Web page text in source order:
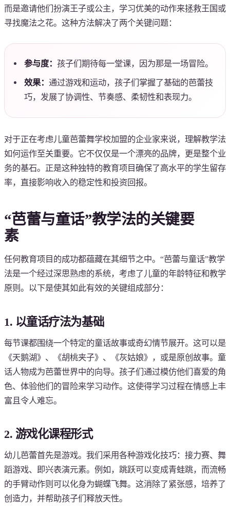
而是邀请他们扮演王子或公主，学习优美的动作来拯救王国或
寻找魔法之花。这种方法解决了两个关键问题：
参与度： 孩子们期待每一堂课，因为那是一场冒险。
效果： 通过游戏和运动，孩子们掌握了基础的芭蕾技
巧，发展了协调性、节奏感、柔韧性和表现力。
对于正在考虑儿童芭蕾舞学校加盟的企业家来说，理解教学法
如何运作至关重要。它不仅仅是一个漂亮的品牌，更是整个业
务的基石。正是这种独特的教育项目确保了高水平的学生留存
率，直接影响收入的稳定性和投资回报。
“芭蕾与童话”教学法的关键要
素
任何教育项目的成功都蕴藏在其细节之中。“芭蕾与童话”教学
法是一个经过深思熟虑的系统，考虑了儿童的年龄特征和教学
原则。以下是使其如此有效的关键组成部分：
1. 以童话疗法为基础
每节课都围绕一个特定的童话故事或奇幻情节展开。这可以是
《天鹅湖》、《胡桃夹子》、《灰姑娘》，或是原创故事。童
话人物成为芭蕾世界中的向导。孩子们通过模仿他们喜爱的角
色、体验他们的冒险来学习动作。这使得学习过程在情感上丰
富且令人难忘。
2. 游戏化课程形式
幼儿芭蕾首先是游戏。我们采用各种游戏化技巧：接力赛、舞
蹈游戏、即兴表演元素。例如，跳跃可以变成青蛙跳，而流畅
的手臂动作则可以化身为蝴蝶飞舞。这消除了紧张感，培养了
创造力，并帮助孩子们释放天性。